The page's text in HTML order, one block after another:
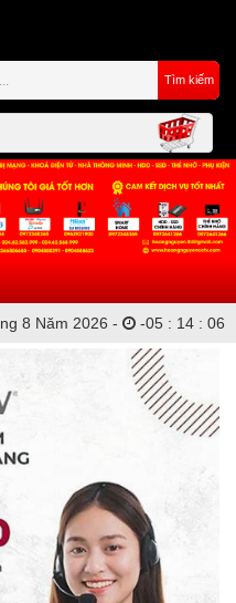
Tìm kiếm
8 Năm 2026 - -05 : 14 : 07